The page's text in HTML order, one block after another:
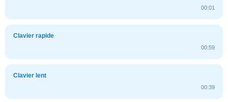
00:01
Clavier rapide
00:59
Clavier lent
00:39